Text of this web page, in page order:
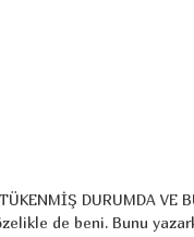
DURUMDA VE
de beni. Bunu